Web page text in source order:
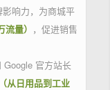
响力，为商城平
量） ，促进销售
官方站长
从日用品到工业